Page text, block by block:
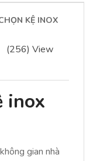
KỆ INOX
(256) View
inox
gian nhà